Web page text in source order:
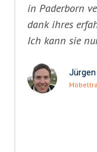
in Paderborn
dank ihres
Ich kann sie